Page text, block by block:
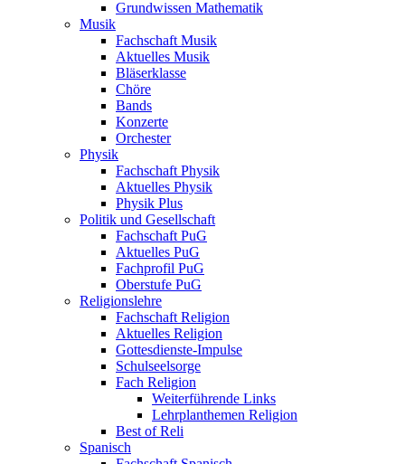
Grundwissen Mathematik
Musik
Fachschaft Musik
Aktuelles Musik
Bläserklasse
Chöre
Bands
Konzerte
Orchester
Physik
Fachschaft Physik
Aktuelles Physik
Physik Plus
Politik und Gesellschaft
Fachschaft PuG
Aktuelles PuG
Fachprofil PuG
Oberstufe PuG
Religionslehre
Fachschaft Religion
Aktuelles Religion
Gottesdienste-Impulse
Schulseelsorge
Fach Religion
Weiterführende Links
Lehrplanthemen Religion
Best of Reli
Spanisch